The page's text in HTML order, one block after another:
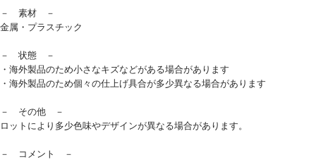
－ 素材 －
金属・プラスチック
－ 状態 －
・海外製品のため小さなキズなどがある場合があります
・海外製品のため個々の仕上げ具合が多少異なる場合があります
－ その他 －
ロットにより多少色味やデザインが異なる場合があります。
－ コメント －